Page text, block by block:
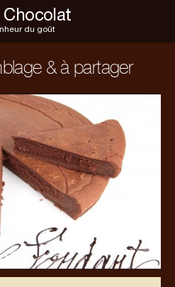
Chocolat
du goût
& à partager